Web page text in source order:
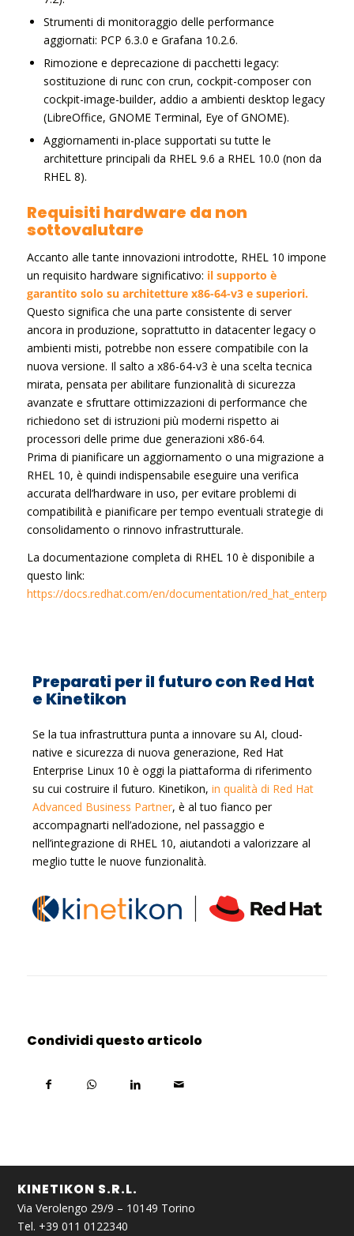
Strumenti di monitoraggio delle performance
aggiornati: PCP 6.3.0 e Grafana 10.2.6.
Rimozione e deprecazione di pacchetti legacy:
sostituzione di runc con crun, cockpit-composer con
cockpit-image-builder, addio a ambienti desktop legacy
(LibreOffice, GNOME Terminal, Eye of GNOME).
Aggiornamenti in-place supportati su tutte le
architetture principali da RHEL 9.6 a RHEL 10.0 (non da
RHEL 8).
Requisiti hardware da non
sottovalutare
Accanto alle tante innovazioni introdotte, RHEL 10 impone
un requisito hardware significativo: il supporto è
garantito solo su architetture x86-64-v3 e superiori.
Questo significa che una parte consistente di server
ancora in produzione, soprattutto in datacenter legacy o
ambienti misti, potrebbe non essere compatibile con la
nuova versione. Il salto a x86-64-v3 è una scelta tecnica
mirata, pensata per abilitare funzionalità di sicurezza
avanzate e sfruttare ottimizzazioni di performance che
richiedono set di istruzioni più moderni rispetto ai
processori delle prime due generazioni x86-64.
Prima di pianificare un aggiornamento o una migrazione a
RHEL 10, è quindi indispensabile eseguire una verifica
accurata dell’hardware in uso, per evitare problemi di
compatibilità e pianificare per tempo eventuali strategie di
consolidamento o rinnovo infrastrutturale.
La documentazione completa di RHEL 10 è disponibile a
questo link:
https://docs.redhat.com/en/documentation/
Preparati per il futuro con Red Hat
e Kinetikon
Se la tua infrastruttura punta a innovare su AI, cloud-
native e sicurezza di nuova generazione, Red Hat
Enterprise Linux 10 è oggi la piattaforma di riferimento
su cui costruire il futuro. Kinetikon, in qualità di Red Hat
Advanced Business Partner, è al tuo fianco per
accompagnarti nell’adozione, nel passaggio e
nell’integrazione di RHEL 10, aiutandoti a valorizzare al
meglio tutte le nuove funzionalità.
Condividi questo articolo
KINETIKON S.R.L.
Via Verolengo 29/9 – 10149 Torino
Tel. +39 011 0122340